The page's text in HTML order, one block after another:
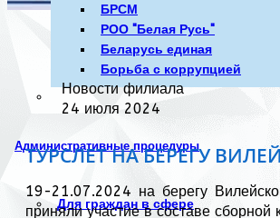
БРСМ
РОО "Белая Русь"
Беларусь единая
Борьба с коррупцией
Административные процедуры
Для граждан в сфере
Новости филиала
24 июля 2024
ТУРСЛЕТ НА БЕРЕГУ
19-21.07.2024 на берегу
приняли участие в составе